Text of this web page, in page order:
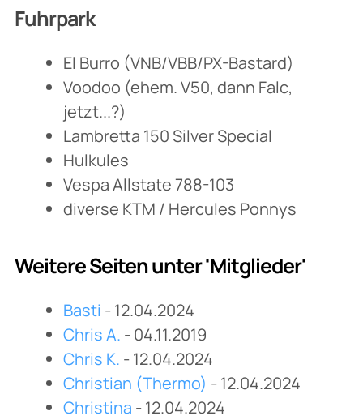
Fuhrpark
El Burro (VNB/VBB/PX-Bastard)
Voodoo (ehem. V50, dann Falc,
jetzt...?)
Lambretta 150 Silver Special
Hulkules
Vespa Allstate 788-103
diverse KTM / Hercules Ponnys
Weitere Seiten unter 'Mitglieder'
Basti - 12.04.2024
Chris A. - 04.11.2019
Chris K. - 12.04.2024
Christian (Thermo) - 12.04.2024
Christina - 12.04.2024